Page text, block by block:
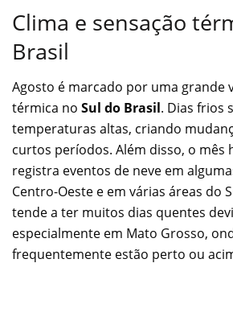
Clima e sensação
Brasil
Agosto é marcado por uma grande
térmica no Sul do Brasil. Dias frios
temperaturas altas, criando
curtos períodos. Além disso, o mês
registra eventos de neve em
Centro-Oeste e em várias áreas do
tende a ter muitos dias quentes
especialmente em Mato Grosso,
frequentemente estão perto ou